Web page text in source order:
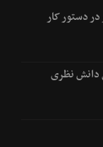
دستور کار
دانش نظری